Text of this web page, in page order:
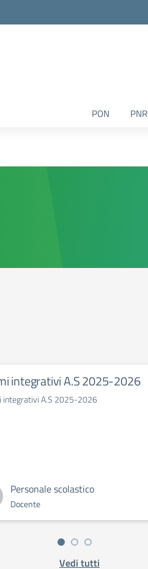
PON
integrativi A.S 2025-2026
integrativi A.S 2025-2026
Personale scolastico
Docente
Vedi tutti